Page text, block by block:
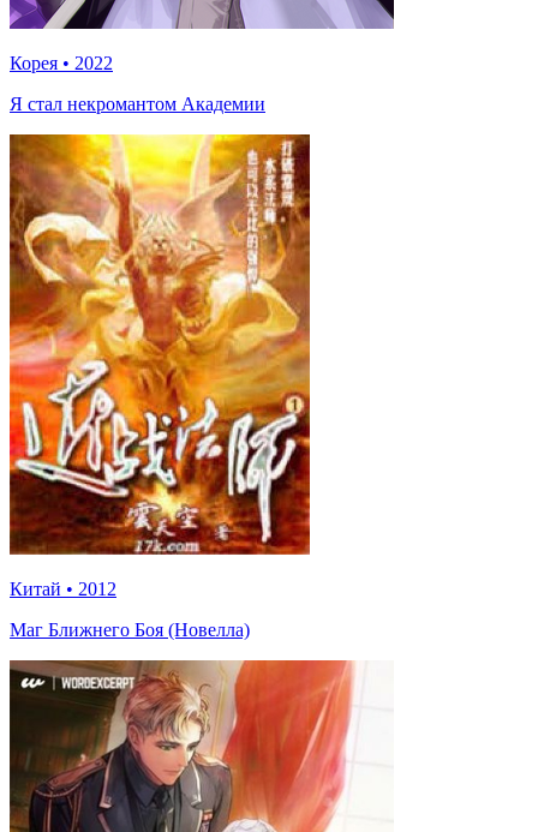
Корея • 2022
Я стал некромантом Академии
Китай • 2012
Маг Ближнего Боя (Новелла)